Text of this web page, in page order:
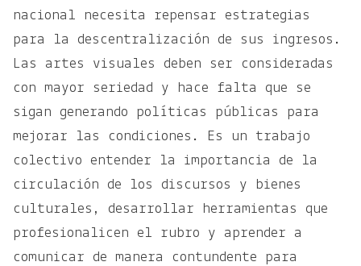
nacional necesita repensar estrategias
para la descentralización de sus ingresos.
Las artes visuales deben ser consideradas
con mayor seriedad y hace falta que se
sigan generando políticas públicas para
mejorar las condiciones. Es un trabajo
colectivo entender la importancia de la
circulación de los discursos y bienes
culturales, desarrollar herramientas que
profesionalicen el rubro y aprender a
comunicar de manera contundente para